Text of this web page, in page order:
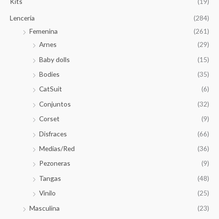
Lencería
(284)
Femenina
(261)
Arnes
(29)
Baby dolls
(15)
Bodies
(35)
CatSuit
(6)
Conjuntos
(32)
Corset
(9)
Disfraces
(66)
Medias/Red
(36)
Pezoneras
(9)
Tangas
(48)
Vinilo
(25)
Masculina
(23)